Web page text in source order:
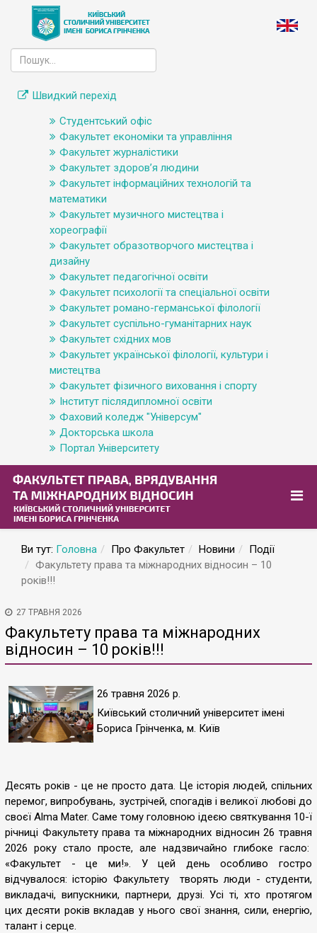
Швидкий перехід
Студентський офіс
Факультет економіки та управління
Факультет журналістики
Факультет здоров’я людини
Факультет інформаційних технологій та
математики
Факультет музичного мистецтва і
хореографії
Факультет образотворчого мистецтва і
дизайну
Факультет педагогічної освіти
Факультет психології та спеціальної освіти
Факультет романо-германської філології
Факультет суспільно-гуманітарних наук
Факультет східних мов
Факультет української філології, культури і
мистецтва
Факультет фізичного виховання і спорту
Інститут післядипломної освіти
Фаховий коледж "Універсум"
Докторська школа
Портал Університету
Ви тут: Головна Про Факультет Новини
Події
Факультету права та міжнародних відносин – 10
років!!!
27 ТРАВНЯ 2026
Факультету права та міжнародних
відносин – 10 років!!!
26 травня 2026 р.
Київський столичний університет імені
Бориса Грінченка, м. Київ
Десять років - це не просто дата. Це історія людей, спільних
перемог, випробувань, зустрічей, спогадів і великої любові до
своєї Alma Mater. Саме тому головною ідеєю святкування 10-ї
річниці Факультету права та міжнародних відносин 26 травня
2026 року стало просте, але надзвичайно глибоке гасло:
«Факультет - це ми!». У цей день особливо гостро
відчувалося: історію Факультету творять люди - студенти,
викладачі, випускники, партнери, друзі. Усі ті, хто протягом
цих десяти років вкладав у нього свої знання, сили, енергію,
талант і серце.